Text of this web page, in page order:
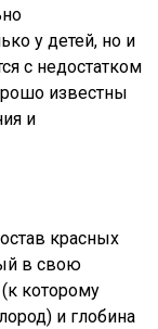
у детей, но и
с недостатком
известны
и
красных
в свою
которому
и глобина